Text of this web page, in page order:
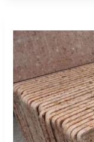
процесс
CNC
мостовой
пилы
для
производства
кухонных
столешниц